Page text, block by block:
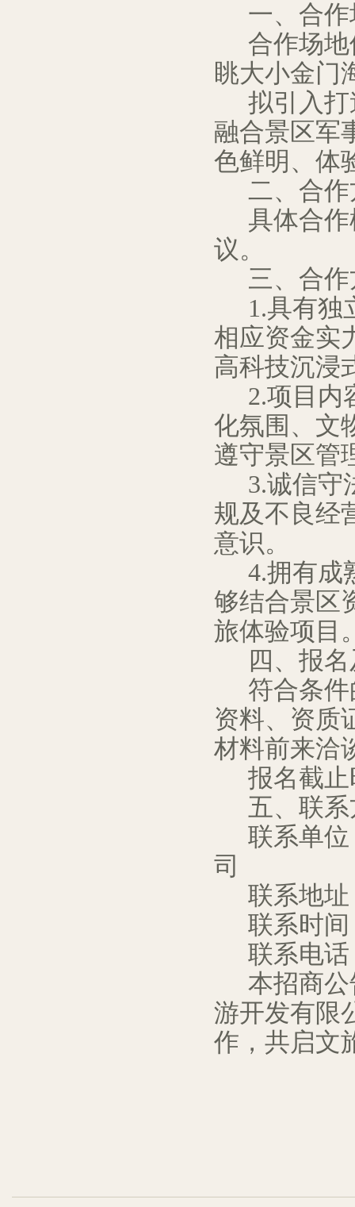
一、合
合作场
眺大小金门
拟引入打
融合景区军
色鲜明、体
二、合
具体合
议。
三、合
1.具有独
相应资金实
高科技沉浸
2.项目内
化氛围、文
遵守景区管
3.诚信守
规及不良经
意识。
4.拥有成
够结合景区
旅体验项目
四、报
符合条
资料、资质
材料前来洽
报名截
五、联
联系单
司
联系地
联系时
联系电话
本招商
游开发有限
作，共启文